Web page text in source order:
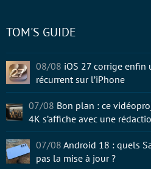
TOM'S GUIDE
08/08 iOS 27 corrige
récurrent sur l’iPhone
07/08 Bon plan : ce
4K s’affiche avec une
07/08 Android 18 : quels
pas la mise à jour ?